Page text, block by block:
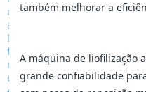
também melhorar a
A máquina de liofilização
grande confiabilidade